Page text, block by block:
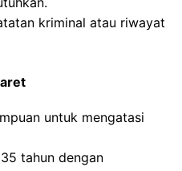
kriminal atau riwayat
untuk mengatasi
tahun dengan